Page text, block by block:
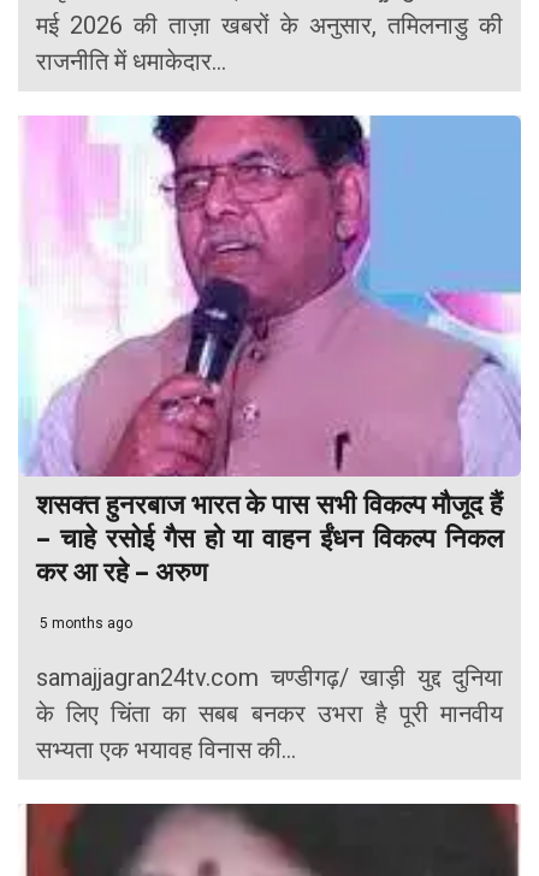
मई 2026 की ताज़ा खबरों के अनुसार, तमिलनाडु की
राजनीति में धमाकेदार...
शसक्त हुनरबाज भारत के पास सभी विकल्प मौजूद हैं
– चाहे रसोई गैस हो या वाहन ईंधन विकल्प निकल
कर आ रहे – अरुण
5 months ago
samajjagran24tv.com चण्डीगढ़/ खाड़ी युद्द दुनिया
के लिए चिंता का सबब बनकर उभरा है पूरी मानवीय
सभ्यता एक भयावह विनास की...